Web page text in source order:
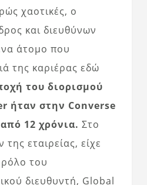
χαοτικές, ο
και διευθύνων
άτομο που
της καριέρας εδώ
του διορισμού
ήταν στην Converse
12 χρόνια. Στο
εταιρείας, είχε
του
διευθυντή, Global